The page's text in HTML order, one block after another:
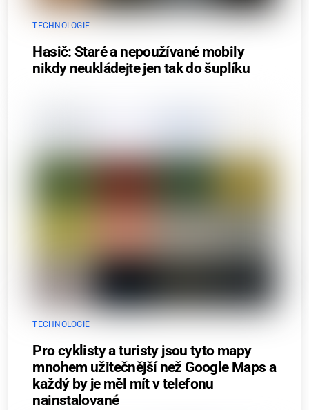
TECHNOLOGIE
Hasič: Staré a nepoužívané mobily
nikdy neukládejte jen tak do šuplíku
TECHNOLOGIE
Pro cyklisty a turisty jsou tyto mapy
mnohem užitečnější než Google Maps a
každý by je měl mít v telefonu
nainstalované